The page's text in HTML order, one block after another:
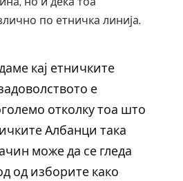
по етничка линија.
кај етничките
е
отколку тоа што
Албанци така
може да се гледа
од изборите како